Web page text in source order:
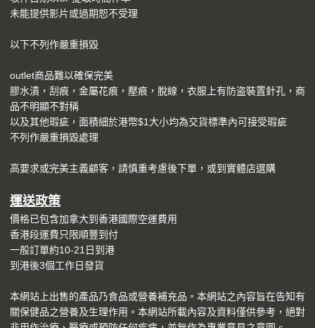
未能提供影片或過期恕不受理
以下不列作嚴重損毀
outlet商品難以確保完美
膠水漬，刮痕，金屬花痕，壓痕，脫線，衣服上有防盗裝置針孔，商
品不明顯不對稱
以及其他瑕疵，面積細於港幣$1大小均為交貨標準內可接受瑕疵
不列作嚴重損毀處理
高要求或完美主義顧客，請慎重考慮後下單，或到實體店選購
運送政策
價格已包含加拿大到香港國際空運費用
香港段運費只限順豐到付
一般訂單約10-21日到港
到港後3個工作日發貨
本網站上出售的產品乃食品或營養補充品。本網站之內容旨在告知有
關保健品之營養及生理作用。本網站所載內容及資料僅供參考，絕對